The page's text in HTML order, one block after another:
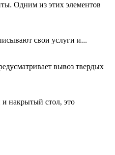
Одним из этих элементов
свои услуги и...
вывоз твердых
и накрытый стол, это